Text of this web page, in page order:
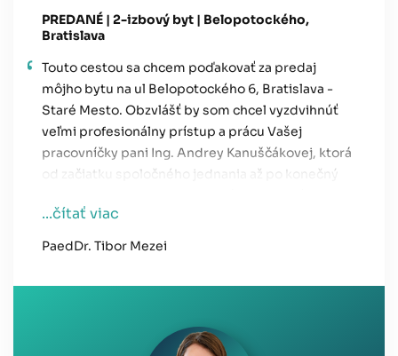
PREDANÉ | 2-izbový byt | Belopotockého,
Bratislava
Touto cestou sa chcem poďakovať za predaj
môjho bytu na ul Belopotockého 6, Bratislava -
Staré Mesto. Obzvlášť by som chcel vyzdvihnúť
veľmi profesionálny prístup a prácu Vašej
pracovníčky pani Ing. Andrey Kanuščákovej, ktorá
od začiatku spoločného jednania až po konečný
veľkým prehľadom, odborne a hlavne ľudsky
pristupovala počas celého tohto procesu. Celý
potrebuje veľa takýchto ťažkých odborníkov a
profesionálov ako je práve pani Ing. Andrea
...čítať viac
PaedDr. Tibor Mezei